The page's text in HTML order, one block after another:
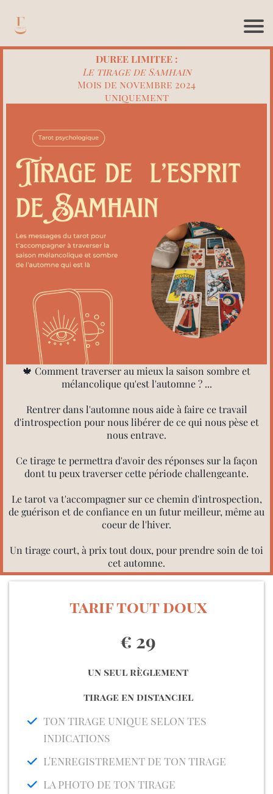
DUREE LIMITEE :
Le tirage de Samhain
Mois de novembre 2024
uniquement
🍁 Comment traverser au mieux la saison sombre et
mélancolique qu'est l'automne ? ...
Rentrer dans l'automne nous aide à faire ce travail
d'introspection pour nous libérer de ce qui nous pèse et
nous entrave.
Ce tirage te permettra d'avoir des réponses sur la façon
dont tu peux traverser cette période challengeante.
Le tarot va t'accompagner sur ce chemin d'introspection,
de guérison et de confiance en un futur meilleur, même au
coeur de l'hiver.
Un tirage court, à prix tout doux, pour prendre soin de toi
cet automne.
tarif tout doux
€ 29
un seul règlement
tirage en distanciel
ton tirage unique selon tes
indications
l'enregistrement de ton tirage
la photo de ton tirage